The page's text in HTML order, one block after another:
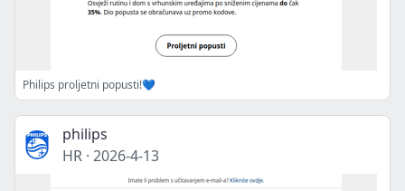
Philips proljetni popusti!💙
philips
HR · 2026-4-13